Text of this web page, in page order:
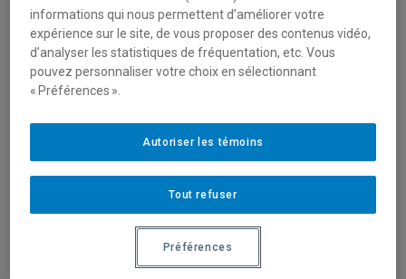
Pour joindre les membres de l’équipe
Adresses
Service des partenariats et
du soutien à l’innovation
Local D-3500
sepsi@uqam.ca
informations qui nous permettent d’améliorer votre
expérience sur le site, de vous proposer des contenus vidéo,
d’analyser les statistiques de fréquentation, etc. Vous
pouvez personnaliser votre choix en sélectionnant
« Préférences ».
Tout refuser
Autoriser les témoins
Préférences